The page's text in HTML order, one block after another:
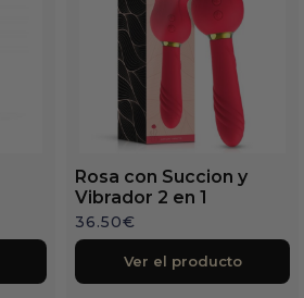
Rosa con Succion y
Vibrador 2 en 1
36.50€
Ver el producto